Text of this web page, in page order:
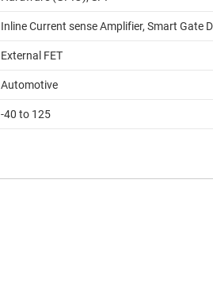
Inline Current sense Amplifier, Smart Gate
External FET
Automotive
-40 to 125